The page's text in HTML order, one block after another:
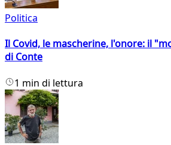
Politica
Il Covid, le mascherine, l'onore: il
di Conte
1 min di lettura